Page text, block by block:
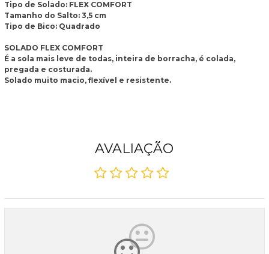
Tipo de Solado: FLEX COMFORT
Tamanho do Salto: 3,5 cm
Tipo de Bico: Quadrado
SOLADO FLEX COMFORT
É a sola mais leve de todas, inteira de borracha, é colada,
pregada e costurada.
Solado muito macio, flexível e resistente.
AVALIAÇÃO